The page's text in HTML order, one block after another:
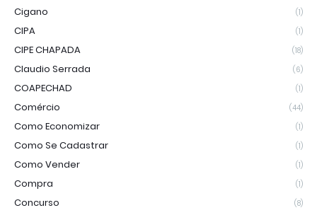
Cigano (1)
CIPA (1)
CIPE CHAPADA (18)
Claudio Serrada (6)
COAPECHAD (1)
Comércio (44)
Como Economizar (1)
Como Se Cadastrar (1)
Como Vender (1)
Compra (1)
Concurso (8)